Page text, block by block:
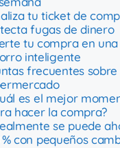
tu ticket de
fugas de dinero
tu compra en
inteligente
frecuentes
es el mejor
hacer la compra?
se puede
% con pequeños